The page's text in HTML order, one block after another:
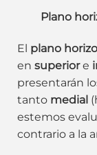
Plano
El plano
en superiore
presentarán
tanto medial
estemos
contrario a la